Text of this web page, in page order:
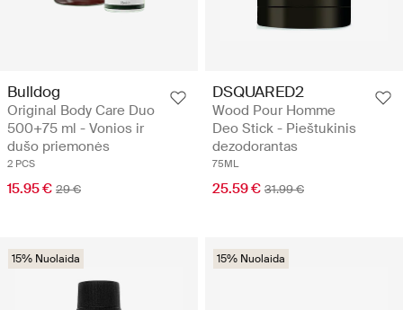
Bulldog
Original Body Care Duo
500+75 ml - Vonios ir
dušo priemonės
2 PCS
15.95 € 29 €
DSQUARED2
Wood Pour Homme
Deo Stick - Pieštukinis
dezodorantas
75ML
25.59 € 31.99 €
15% Nuolaida 15% Nuolaida